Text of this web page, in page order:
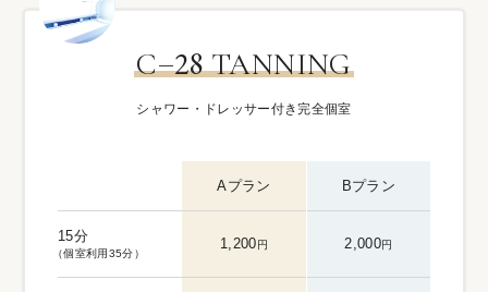
C–28TANNING
シャワー・ドレッサー付き完全個室
Aプラン Bプラン
15分
（個室利用35分）
1,200円 2,000円